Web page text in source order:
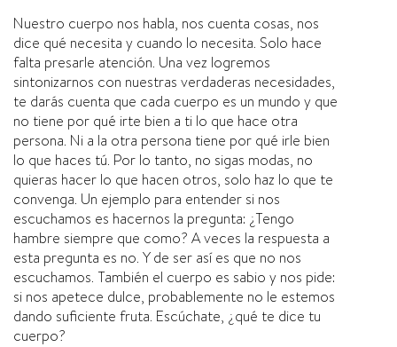
Nuestro cuerpo nos habla, nos cuenta cosas, nos
dice qué necesita y cuando lo necesita. Solo hace
falta presarle atención. Una vez logremos
sintonizarnos con nuestras verdaderas necesidades,
te darás cuenta que cada cuerpo es un mundo y que
no tiene por qué irte bien a ti lo que hace otra
persona. Ni a la otra persona tiene por qué irle bien
lo que haces tú. Por lo tanto, no sigas modas, no
quieras hacer lo que hacen otros, solo haz lo que te
convenga. Un ejemplo para entender si nos
escuchamos es hacernos la pregunta: ¿Tengo
hambre siempre que como? A veces la respuesta a
esta pregunta es no. Y de ser así es que no nos
escuchamos. También el cuerpo es sabio y nos pide:
si nos apetece dulce, probablemente no le estemos
dando suficiente fruta. Escúchate, ¿qué te dice tu
cuerpo?